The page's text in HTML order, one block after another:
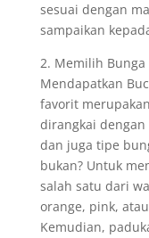
sesuai dengan
sampaikan
2. Memilih
Mendapatkan
favorit
dirangkai
dan juga tipe
bukan? Untuk
salah satu dari
orange, pink,
Kemudian,